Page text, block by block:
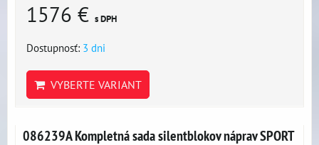
1576 € s DPH
Dostupnosť: 3 dni
VYBERTE VARIANT
086239A Kompletná sada silentblokov náprav SPORT